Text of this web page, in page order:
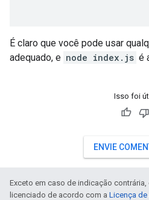
É claro que você pode usar
adequado, e node index.js é
Isso foi
ENVIE
Exceto em caso de indicação
licenciado de acordo com a Licença de